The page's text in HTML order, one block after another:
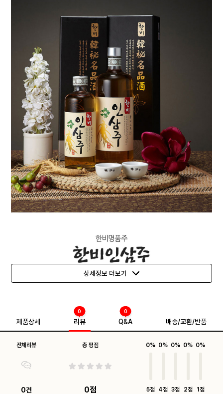
상세정보 더보기
제품상세 리뷰
0
Q&A
0
배송/교환/반품
전체리뷰
0건
총 평점
0점
0%
5점
0%
4점
0%
3점
0%
2점
0%
1점